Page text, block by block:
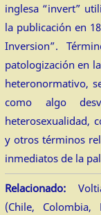
inglesa “invert”
la publicación en
Inversion”.
patologización en
heteronormativo,
como algo
heterosexualidad,
y otros términos
inmediatos de la
Relacionado:
(Chile, Colombia,